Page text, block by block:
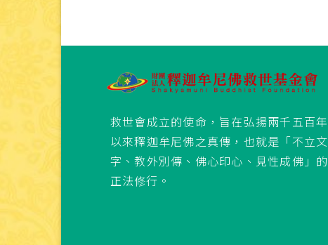
救世會成立的使命，旨在弘揚兩千五百年
以來釋迦牟尼佛之真傳，也就是「不立文
字、教外別傳、佛心印心、見性成佛」的
正法修行。